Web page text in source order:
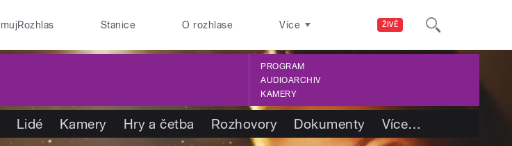
ŽIVĚ
mujRozhlas Stanice O rozhlase Více
PROGRAM
AUDIOARCHIV
KAMERY
Lidé Kamery Hry a četba Rozhovory Dokumenty Více…